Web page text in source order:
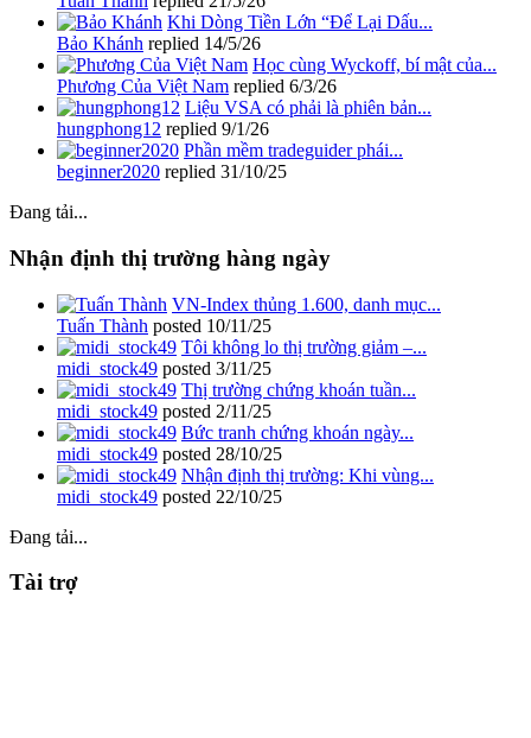
Khi Dòng Tiền Lớn “Để Lại Dấu...
Bảo Khánh replied 14/5/26
Học cùng Wyckoff, bí mật của...
Phương Của Việt Nam replied 6/3/26
Liệu VSA có phải là phiên bản...
hungphong12 replied 9/1/26
Phần mềm tradeguider phái...
beginner2020 replied 31/10/25
Đang tải...
Nhận định thị trường hàng ngày
VN-Index thủng 1.600, danh mục...
Tuấn Thành posted 10/11/25
Tôi không lo thị trường giảm –...
midi_stock49 posted 3/11/25
Thị trường chứng khoán tuần...
midi_stock49 posted 2/11/25
Bức tranh chứng khoán ngày...
midi_stock49 posted 28/10/25
Nhận định thị trường: Khi vùng...
midi_stock49 posted 22/10/25
Đang tải...
Tài trợ